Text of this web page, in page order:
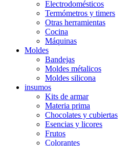
Electrodomésticos
Termómetros y timers
Otras herramientas
Cocina
Máquinas
Moldes
Bandejas
Moldes métalicos
Moldes silicona
insumos
Kits de armar
Materia prima
Chocolates y cubiertas
Esencias y licores
Frutos
Colorantes